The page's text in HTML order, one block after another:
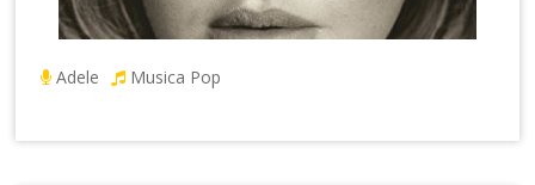
Adele Musica Pop